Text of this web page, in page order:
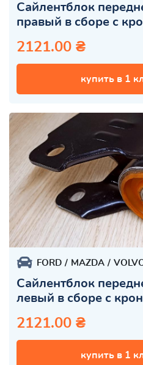
Сайлентблок
правый в сборе с
2121.00 ₴
купить в 1
FORD MAZDA
Сайлентблок
левый в сборе с
2121.00 ₴
купить в 1